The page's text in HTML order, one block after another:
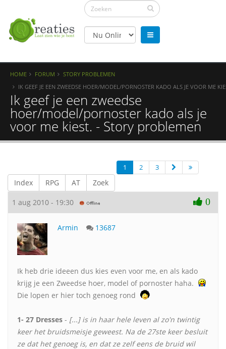
HOME FORUM
STORY PROBLEMEN
IK GEEF JE EEN ZWEEDSE HOER/MODEL/PORNOSTER KADO ALS JE VOOR ME
Ik geef je een zweedse
hoer/model/pornoster kado als je
voor me kiest. - Story problemen
Index RPG AT Zoek
1 2 3
1 aug 2010 - 19:30 0
Armin 13687
Ik heb drie ideeen dus kies even voor me, en als kado
krijg je een Zweedse hoer, model of pornoster haha.
Die lopen er hier toch genoeg rond
1- 27 Dresses - [...] is in haar hele leven al zo'n twintig
keer het bruidsmeisje geweest. Na de 27ste keer besluit
ze dat het genoeg is, en dat ze zelf eens de bruid wil